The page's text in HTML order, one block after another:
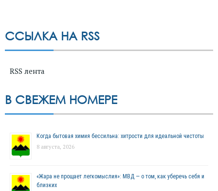
ССЫЛКА НА RSS
RSS лента
В СВЕЖЕМ НОМЕРЕ
Когда бытовая химия бессильна: хитрости для идеальной чистоты
8 августа, 2026
«Жара не прощает легкомыслия»: МВД — о том, как уберечь себя и
близких